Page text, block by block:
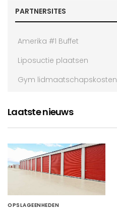
PARTNERSITES
Amerika #1 Buffet
Liposuctie plaatsen
Gym lidmaatschapskosten
Laatste nieuws
OPSLAGEENHEDEN